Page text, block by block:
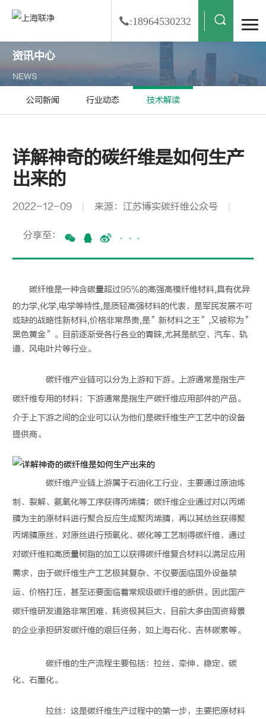
:18964530232
资讯中心
NEWS
公司新闻 行业动态 技术解读
详解神奇的碳纤维是如何生产
出来的
2022-12-09 来源：江苏博实碳纤维公众号
分享至： ···
碳纤维是一种含碳量超过95%的高强高模纤维材料,具有优异
的力学,化学,电学等特性,是质轻高强材料的代表，是军民发展不可
或缺的战略性新材料,价格非常昂贵,是”新材料之王”,又被称为”
黑色黄金”。目前逐渐受各行各业的青睐,尤其是航空、汽车、轨
道、风电叶片等行业。
碳纤维产业链可以分为上游和下游。上游通常是指生产
碳纤维专用的材料；下游通常是指生产碳纤维应用部件的产品。
介于上下游之间的企业可以认为他们是碳纤维生产工艺中的设备
提供商。
碳纤维产业链上游属于石油化工行业，主要通过原油炼
制、裂解、氨氧化等工序获得丙烯腈；碳纤维企业通过对以丙烯
腈为主的原材料进行聚合反应生成聚丙烯腈，再以其纺丝获得聚
丙烯腈原丝，对原丝进行预氧化、碳化等工艺制得碳纤维，通过
对碳纤维和高质量树脂的加工以获得碳纤维复合材料以满足应用
需求，由于碳纤维生产工艺极其复杂、不仅要面临国外设备禁
运、价格打压，甚至还要面临着常规级碳纤维的断供。因此国产
碳纤维研发道路非常困难，耗资极其巨大，目前大多由国资背景
的企业承担研发碳纤维的艰巨任务，如上海石化、吉林碳素等。
碳纤维的生产流程主要包括：拉丝、牵伸、稳定、碳
化、石墨化。
拉丝：这是碳纤维生产过程中的第一步，主要把原材料